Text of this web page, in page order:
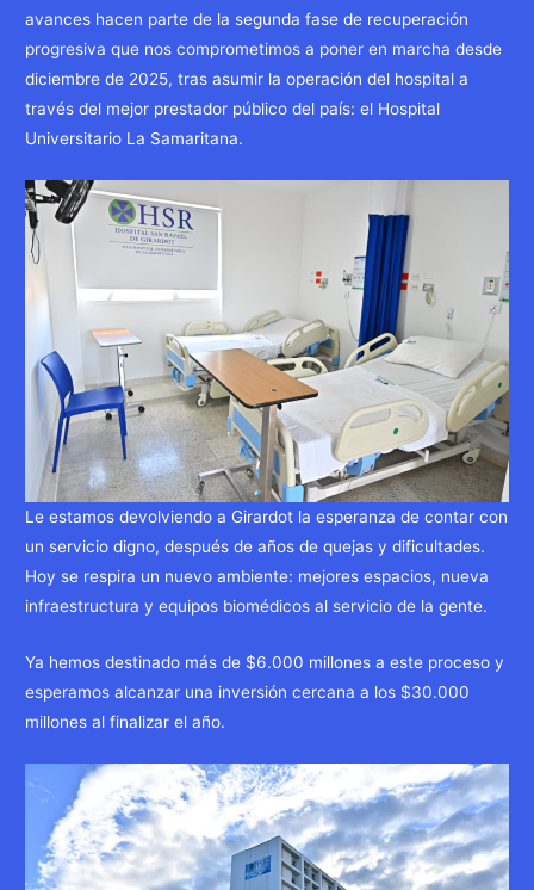
avances hacen parte de la segunda fase de recuperación
progresiva que nos comprometimos a poner en marcha desde
diciembre de 2025, tras asumir la operación del hospital a
través del mejor prestador público del país: el Hospital
Universitario La Samaritana.
Le estamos devolviendo a Girardot la esperanza de contar con
un servicio digno, después de años de quejas y dificultades.
Hoy se respira un nuevo ambiente: mejores espacios, nueva
infraestructura y equipos biomédicos al servicio de la gente.
Ya hemos destinado más de $6.000 millones a este proceso y
esperamos alcanzar una inversión cercana a los $30.000
millones al finalizar el año.